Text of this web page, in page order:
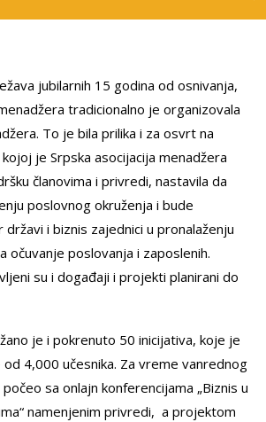
jubilarnih 15 godina od osnivanja,
tradicionalno je organizovala
To je bila prilika i za osvrt na
je Srpska asocijacija menadžera
članovima i privredi, nastavila da
poslovnog okruženja i bude
i biznis zajednici u pronalaženju
očuvanje poslovanja i zaposlenih.
su i događaji i projekti planirani do
je i pokrenuto 50 inicijativa, koje je
4,000 učesnika. Za vreme vanrednog
sa onlajn konferencijama „Biznis u
namenjenim privredi, a projektom